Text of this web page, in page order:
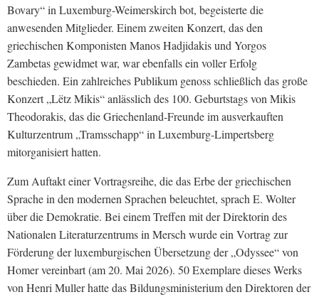
Bovary“ in Luxemburg-Weimerskirch bot, begeisterte die
anwesenden Mitglieder. Einem zweiten Konzert, das den
griechischen Komponisten Manos Hadjidakis und Yorgos
Zambetas gewidmet war, war ebenfalls ein voller Erfolg
beschieden. Ein zahlreiches Publikum genoss schließlich das große
Konzert „Lëtz Mikis“ anlässlich des 100. Geburtstags von Mikis
Theodorakis, das die Griechenland-Freunde im ausverkauften
Kulturzentrum „Tramsschapp“ in Luxemburg-Limpertsberg
mitorganisiert hatten.
Zum Auftakt einer Vortragsreihe, die das Erbe der griechischen
Sprache in den modernen Sprachen beleuchtet, sprach E. Wolter
über die Demokratie. Bei einem Treffen mit der Direktorin des
Nationalen Literaturzentrums in Mersch wurde ein Vortrag zur
Förderung der luxemburgischen Übersetzung der „Odyssee“ von
Homer vereinbart (am 20. Mai 2026). 50 Exemplare dieses Werks
von Henri Muller hatte das Bildungsministerium den Direktoren der